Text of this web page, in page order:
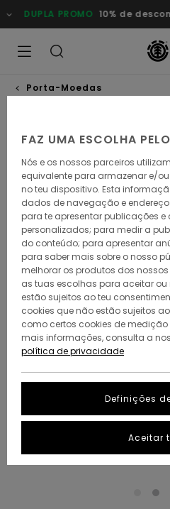
para
a
DUPLA PROMO 10% de
Porta-Moedas
FAZ UMA ESCOLHA
Nós e os nossos parceiros
equivalente para armazenar e/
no teu dispositivo. Esta
dados de navegação e endereço
para te apresentar publicações e
personalizados; para medir a
do conteúdo; para apresentar
para saber mais sobre o nosso
melhorar os produtos dos
as tuas escolhas para aceitar ou
estão sujeitos ao teu
cookies que não estão sujeitos
como certos cookies de
mais informações, consulta a
política de privacidade
Definições
Aceitar